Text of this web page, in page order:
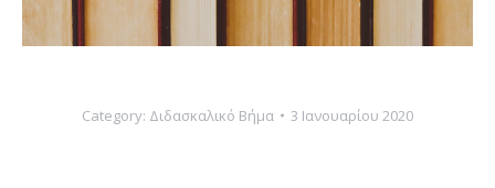
Category: Διδασκαλικό Βήμα 3 Ιανουαρίου 2020